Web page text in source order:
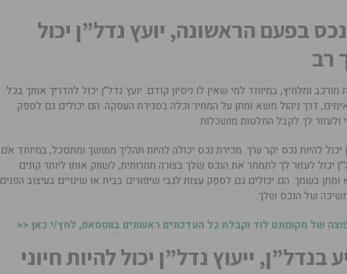
בפעם הראשונה, יועץ נדל”ן יכול
רב
ומלחיץ, במיוחד למי שאין לו ניסיון קודם. יועץ נדל”ן יכול להדריך אותך בכל
דרך ניהול משא ומתן על המחיר וכלה בסגירת העסקה. הם יכולים גם לספק
ולעזור לך לקבל החלטות מושכלות.
להיות נכס יקר ערך. מכירת נכס יכולה להיות תהליך ממושך ומתסכל, במיוחד אם
יכול לעזור לך לתמחר את הנכס שלך בצורה תחרותית, לשווק אותו ליותר קונים
בשמך. הם יכולים גם לספק עצות לגבי שיפורים בבית או שינויים בעיצוב הפנים
של הנכס שלך.
של מקומונט לוד וקבלת כל העדכונים ראשונים בווטסאפ, לחץ/י כאן <<
ייעוץ נדל”ן יכול להיות חיוני